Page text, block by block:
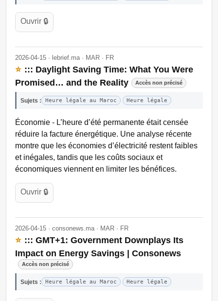
Ouvrir 🔒
2026-04-15 · lebrief.ma · MAR · FR
⭐ ::: Daylight Saving Time: What You Were
Promised… and the Reality
Accès non précisé
Sujets : Heure légale au Maroc Heure légale
Économie - L’heure d’été permanente était censée
réduire la facture énergétique. Une analyse récente
montre que les économies d’électricité restent faibles
et inégales, tandis que les coûts sociaux et
économiques viennent en limiter les bénéfices.
Ouvrir 🔒
2026-04-15 · consonews.ma · MAR · FR
⭐ ::: GMT+1: Government Downplays Its
Impact on Energy Savings | Consonews
Accès non précisé
Sujets : Heure légale au Maroc Heure légale